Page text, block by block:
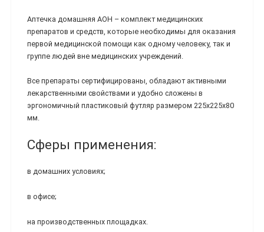
Аптечка домашняя АОН – комплект медицинских
препаратов и средств, которые необходимы для оказания
первой медицинской помощи как одному человеку, так и
группе людей вне медицинских учреждений.
Все препараты сертифицированы, обладают активными
лекарственными свойствами и удобно сложены в
эргономичный пластиковый футляр размером 225х225х80
мм.
Сферы применения:
в домашних условиях;
в офисе;
на производственных площадках.